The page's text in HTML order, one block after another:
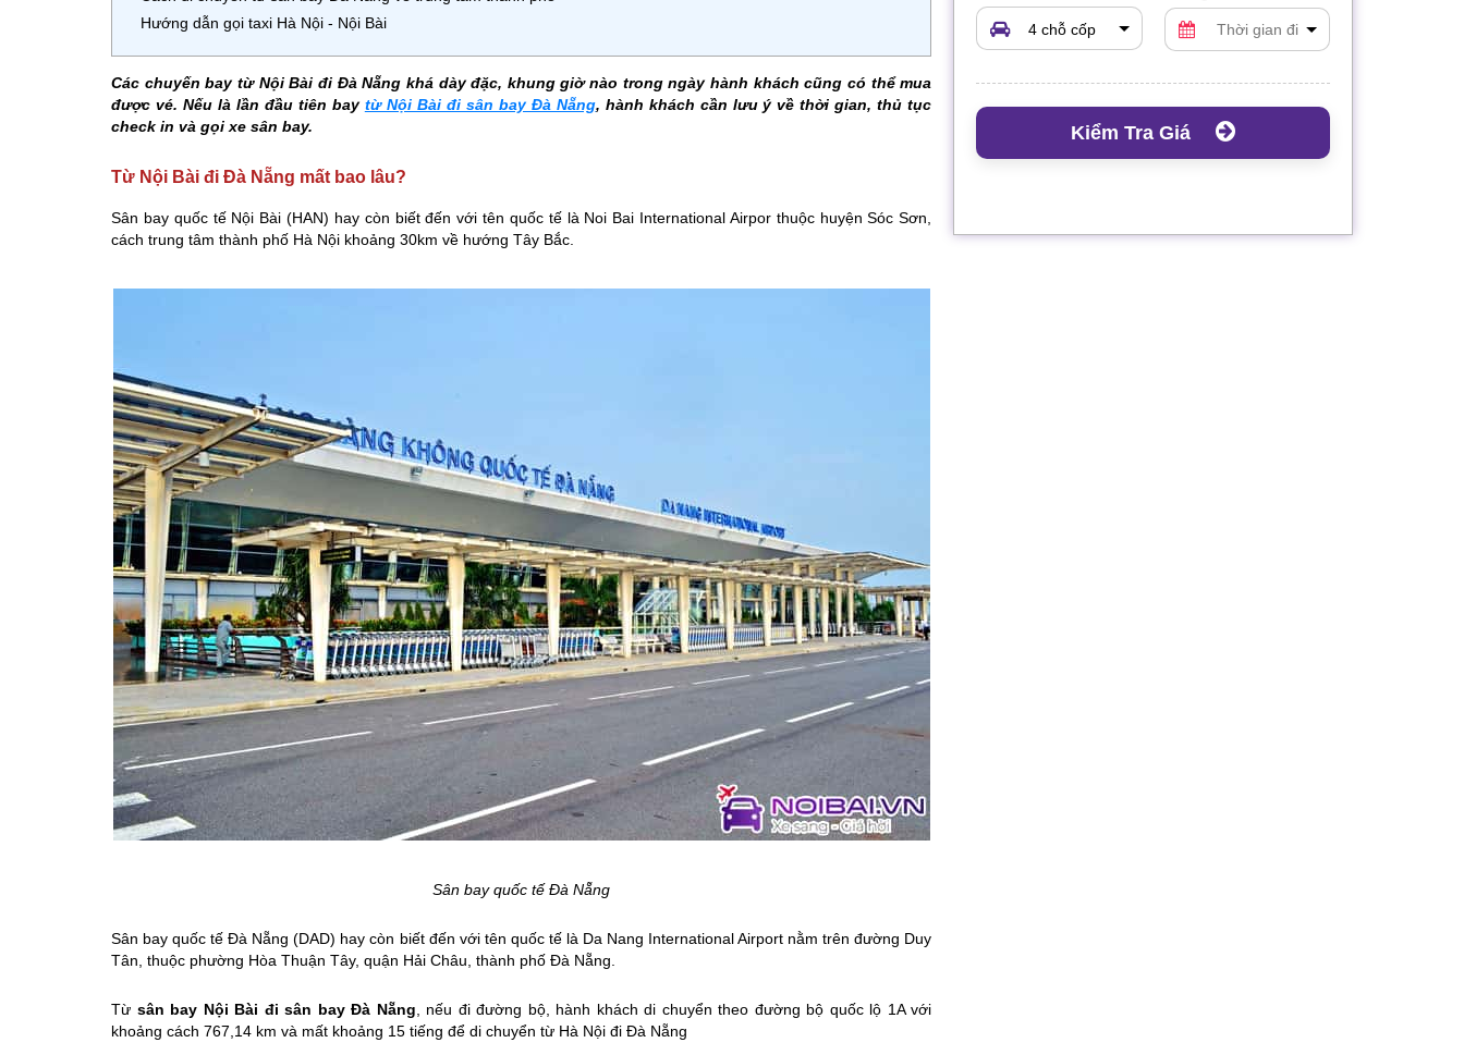
Hướng dẫn gọi taxi Hà Nội - Nội Bài
Các chuyến bay từ Nội Bài đi Đà Nẵng khá dày đặc, khung giờ nào trong ngày hành khách cũng có thể mua
được vé. Nếu là lần đầu tiên bay từ Nội Bài đi sân bay Đà Nẵng, hành khách cần lưu ý về thời gian, thủ tục
check in và gọi xe sân bay.
Từ Nội Bài đi Đà Nẵng mất bao lâu?
Sân bay quốc tế Nội Bài (HAN) hay còn biết đến với tên quốc tế là Noi Bai International Airpor thuộc huyện Sóc Sơn,
cách trung tâm thành phố Hà Nội khoảng 30km về hướng Tây Bắc.
Sân bay quốc tế Đà Nẵng
Sân bay quốc tế Đà Nẵng (DAD) hay còn biết đến với tên quốc tế là Da Nang International Airport nằm trên đường Duy
Tân, thuộc phường Hòa Thuận Tây, quận Hải Châu, thành phố Đà Nẵng.
Từ sân bay Nội Bài đi sân bay Đà Nẵng, nếu đi đường bộ, hành khách di chuyển theo đường bộ quốc lộ 1A với
khoảng cách 767,14 km và mất khoảng 15 tiếng để di chuyển từ Hà Nội đi Đà Nẵng
4 chỗ cốp
Kiểm Tra Giá